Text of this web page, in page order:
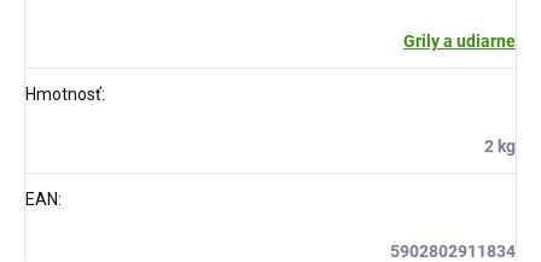
Grily a udiarne
Hmotnosť:
2 kg
EAN:
5902802911834